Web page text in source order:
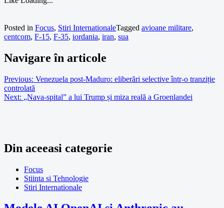
Posted in Focus, Stiri InternationaleTagged avioane militare,
centcom, F-15, F-35, iordania, iran, sua
Navigare în articole
Previous: Venezuela post-Maduro: eliberări selective într-o tranziție
controlată
Next: „Nava-spital” a lui Trump și miza reală a Groenlandei
Din aceeasi categorie
Focus
Stiinta si Tehnologie
Stiri Internationale